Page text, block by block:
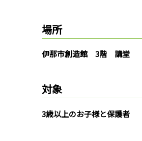
場所
伊那市創造館 3階 講堂
対象
3歳以上のお子様と保護者